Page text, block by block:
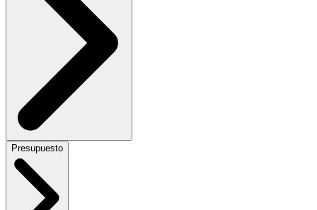
Presupuesto